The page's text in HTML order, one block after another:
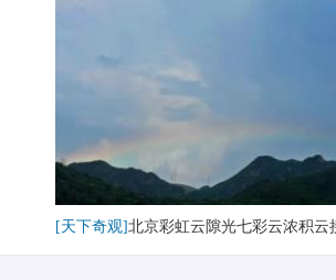
[天下奇观]北京彩虹云隙光七彩云浓积云